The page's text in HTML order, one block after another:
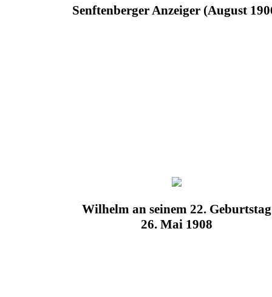
Senftenberger Anzeiger (August
Wilhelm an seinem 22. Geburtstag
26. Mai 1908